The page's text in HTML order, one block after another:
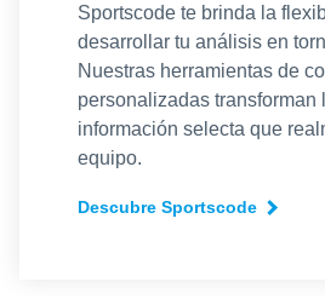
Sportscode te brinda la
desarrollar tu análisis en
Nuestras herramientas de
personalizadas transforman
información selecta que
equipo.
Descubre Sportscode